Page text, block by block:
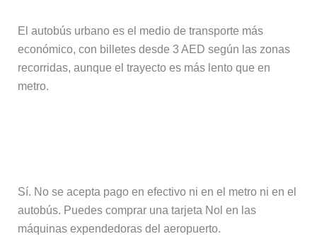
El autobús urbano es el medio de transporte más
económico, con billetes desde 3 AED según las zonas
recorridas, aunque el trayecto es más lento que en
metro.
Sí. No se acepta pago en efectivo ni en el metro ni en el
autobús. Puedes comprar una tarjeta Nol en las
máquinas expendedoras del aeropuerto.